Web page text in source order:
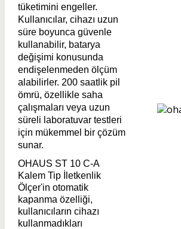
tüketimini engeller.
Kullanıcılar, cihazı uzun
süre boyunca güvenle
kullanabilir, batarya
değişimi konusunda
endişelenmeden ölçüm
alabilirler. 200 saatlik pil
ömrü, özellikle saha
çalışmaları veya uzun
süreli laboratuvar testleri
için mükemmel bir çözüm
sunar.
OHAUS ST 10 C-A
Kalem Tip İletkenlik
Ölçer'in otomatik
kapanma özelliği,
kullanıcıların cihazı
kullanmadıkları